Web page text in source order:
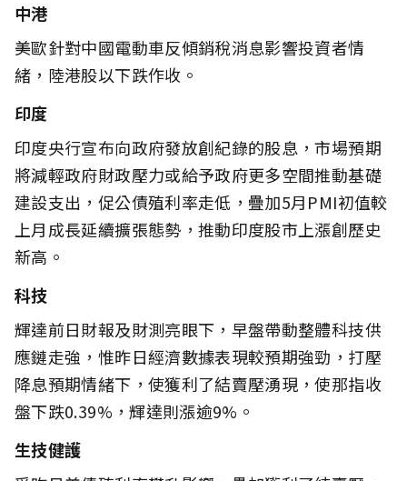
中港
美歐針對中國電動車反傾銷稅消息影響投資者情
緒，陸港股以下跌作收。
印度
印度央行宣布向政府發放創紀錄的股息，市場預期
將減輕政府財政壓力或給予政府更多空間推動基礎
建設支出，促公債殖利率走低，疊加5月PMI初值較
上月成長延續擴張態勢，推動印度股市上漲創歷史
新高。
科技
輝達前日財報及財測亮眼下，早盤帶動整體科技供
應鏈走強，惟昨日經濟數據表現較預期強勁，打壓
降息預期情緒下，使獲利了結賣壓湧現，使那指收
盤下跌0.39%，輝達則漲逾9%。
生技健護